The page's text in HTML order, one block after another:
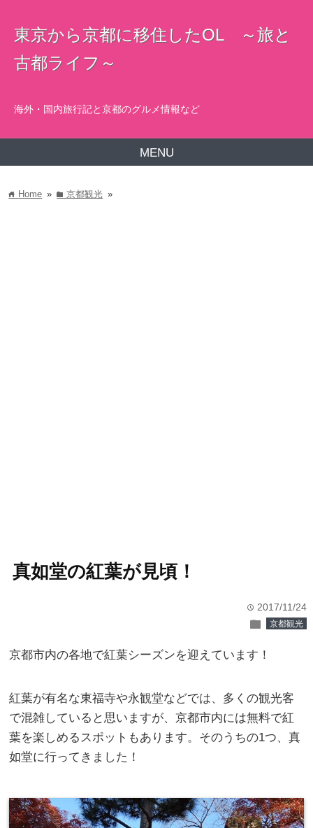
東京から京都に移住したOL ～旅と
古都ライフ～
海外・国内旅行記と京都のグルメ情報など
MENU
home Home » folder京都観光 »
真如堂の紅葉が見頃！
time 2017/11/24
folder 京都観光
京都市内の各地で紅葉シーズンを迎えています！
紅葉が有名な東福寺や永観堂などでは、多くの観光客
で混雑していると思いますが、京都市内には無料で紅
葉を楽しめるスポットもあります。そのうちの1つ、真
如堂に行ってきました！